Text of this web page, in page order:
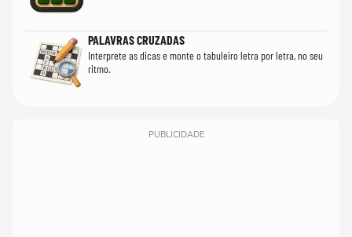
PALAVRAS CRUZADAS
Interprete as dicas e monte o tabuleiro letra por letra, no seu
ritmo.
PUBLICIDADE